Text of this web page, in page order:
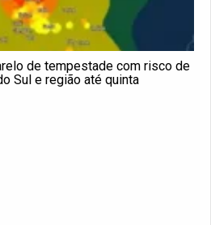
de tempestade com risco de
Sul e região até quinta